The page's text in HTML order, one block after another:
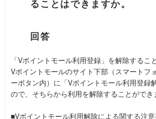
ることはできますか。
「Vポイントモール利用登録」を解除するこ
Vポイントモールのサイト下部（スマートフ
ーボタン内）に「Vポイントモール利用登録
ので、そちらから利用を解除することができ
■Vポイントモール利用解除による関する注